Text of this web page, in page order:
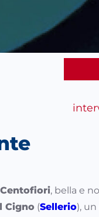
, bella e
Cigno (Sellerio),